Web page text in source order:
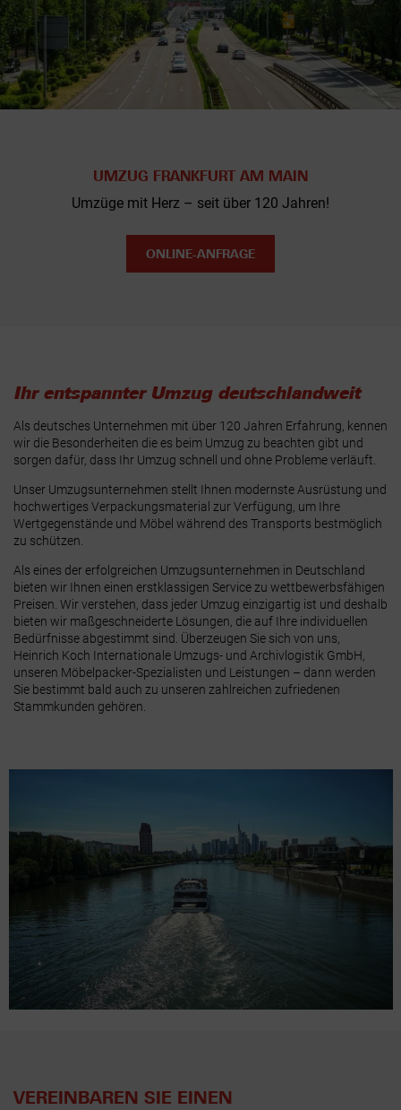
UMZUG FRANKFURT AM MAIN
Umzüge mit Herz – seit über 120 Jahren!
ONLINE-ANFRAGE
Ihr entspannter Umzug deutschlandweit
Als deutsches Unternehmen mit über 120 Jahren Erfahrung, kennen
wir die Besonderheiten die es beim Umzug zu beachten gibt und
sorgen dafür, dass Ihr Umzug schnell und ohne Probleme verläuft.
Unser Umzugsunternehmen stellt Ihnen modernste Ausrüstung und
hochwertiges Verpackungsmaterial zur Verfügung, um Ihre
Wertgegenstände und Möbel während des Transports bestmöglich
zu schützen.
Als eines der erfolgreichen Umzugsunternehmen in Deutschland
bieten wir Ihnen einen erstklassigen Service zu wettbewerbsfähigen
Preisen. Wir verstehen, dass jeder Umzug einzigartig ist und deshalb
bieten wir maßgeschneiderte Lösungen, die auf Ihre individuellen
Bedürfnisse abgestimmt sind. Überzeugen Sie sich von uns,
Heinrich Koch Internationale Umzugs- und Archivlogistik GmbH,
unseren Möbelpacker-Spezialisten und Leistungen – dann werden
Sie bestimmt bald auch zu unseren zahlreichen zufriedenen
Stammkunden gehören.
VEREINBAREN SIE EINEN